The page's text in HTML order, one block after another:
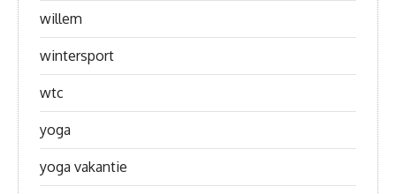
willem
wintersport
wtc
yoga
yoga vakantie